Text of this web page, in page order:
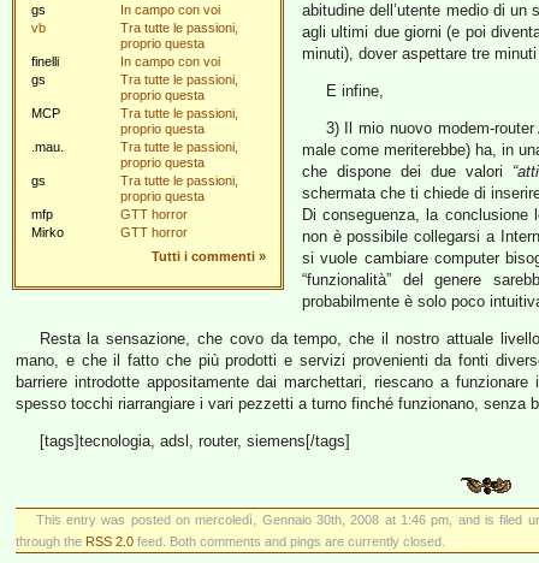
gs
In campo con voi
vb
Tra tutte le passioni,
proprio questa
finelli
In campo con voi
gs
Tra tutte le passioni,
proprio questa
MCP
Tra tutte le passioni,
proprio questa
.mau.
Tra tutte le passioni,
proprio questa
gs
Tra tutte le passioni,
proprio questa
mfp
GTT horror
Mirko
GTT horror
Tutti i commenti »
abitudine dell’utente medio di
agli ultimi due giorni (e poi
minuti), dover aspettare tre
E infine,
3) Il mio nuovo modem-
male come meriterebbe) ha, in
che dispone dei due valori
schermata che ti chiede di
Di conseguenza, la
non è possibile collegarsi a
si vuole cambiare computer
“funzionalità” del genere
probabilmente è solo poco
Resta la sensazione, che covo da tempo, che il nostro attuale
mano, e che il fatto che più prodotti e servizi provenienti da fonti
barriere introdotte appositamente dai marchettari, riescano a
spesso tocchi riarrangiare i vari pezzetti a turno finché funzionano, senza
[tags]tecnologia, adsl, router, siemens[/tags]
This entry was posted on mercoledì, Gennaio 30th, 2008 at 1:46 pm, and is filed
through the RSS 2.0 feed. Both comments and pings are currently closed.